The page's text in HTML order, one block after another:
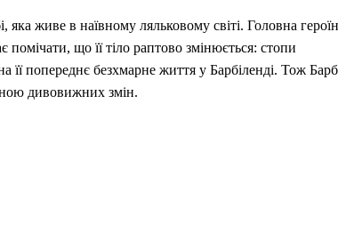
яка живе в наївному ляльковому світі. Головна
помічати, що її тіло раптово змінюється: стопи
її попереднє безхмарне життя у Барбіленді. Тож
дивовижних змін.